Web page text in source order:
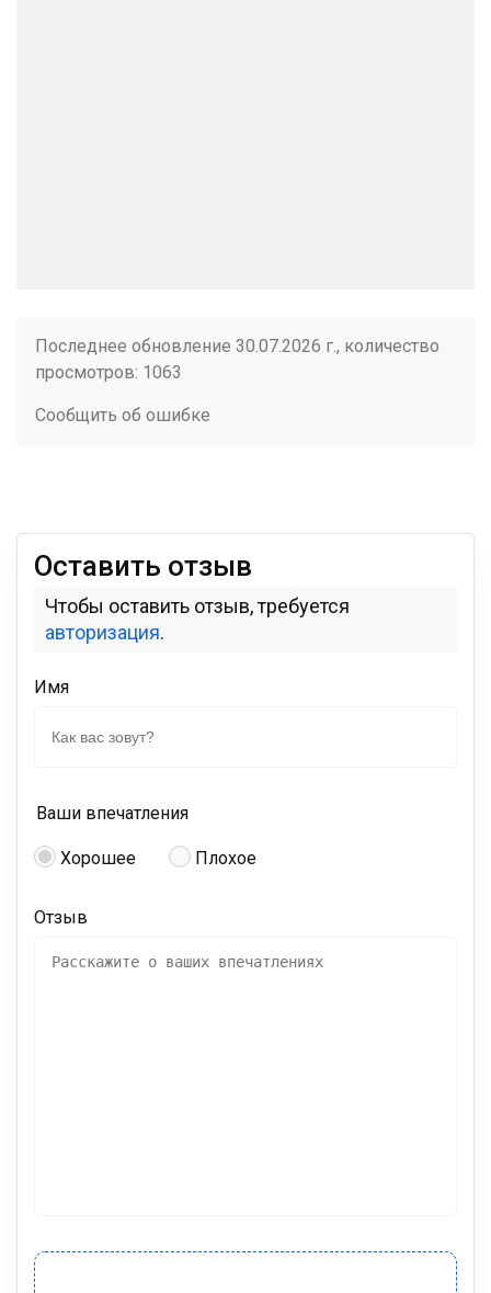
Последнее обновление 30.07.2026 г., количество
просмотров: 1063
Сообщить об ошибке
Оставить отзыв
Чтобы оставить отзыв, требуется
авторизация.
Имя
Ваши впечатления
Хорошее Плохое
Отзыв